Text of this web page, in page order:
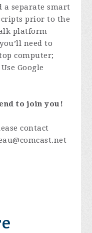
a separate smart
prior to the
platform
need to
computer;
Google
to join you!
contact